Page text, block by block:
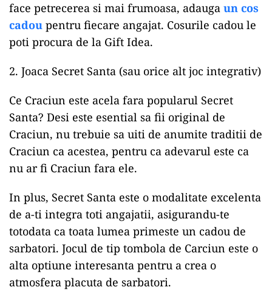
face petrecerea si mai frumoasa, adauga un cos
cadou pentru fiecare angajat. Cosurile cadou le
poti procura de la Gift Idea.
2. Joaca Secret Santa (sau orice alt joc integrativ)
Ce Craciun este acela fara popularul Secret
Santa? Desi este esential sa fii original de
Craciun, nu trebuie sa uiti de anumite traditii de
Craciun ca acestea, pentru ca adevarul este ca
nu ar fi Craciun fara ele.
In plus, Secret Santa este o modalitate excelenta
de a-ti integra toti angajatii, asigurandu-te
totodata ca toata lumea primeste un cadou de
sarbatori. Jocul de tip tombola de Carciun este o
alta optiune interesanta pentru a crea o
atmosfera placuta de sarbatori.